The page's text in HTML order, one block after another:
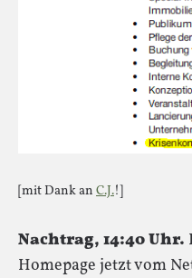
[mit Dank an C.J.!]
Nachtrag, 14:40 Uhr.
Homepage jetzt vom